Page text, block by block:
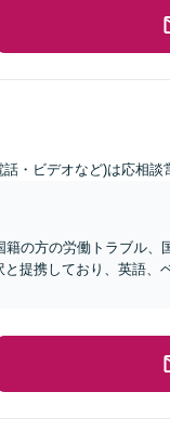
・ビデオなど)は応相談
の方の労働トラブル
提携しており、英語、